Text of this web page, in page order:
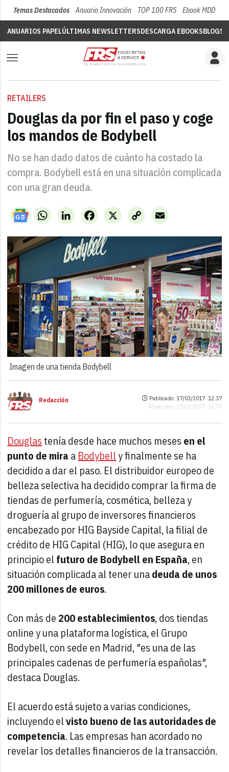
Temas Destacados Anuario Innovación TOP 100 FRS Ebook MDD
ANUARIOS PAPELÚLTIMAS NEWSLETTERSDESCARGA EBOOKSBLOGS
RETAILERS
Douglas da por fin el paso y coge
los mandos de Bodybell
No se han dado datos de cuánto ha costado la
compra. Bodybell está en una situación complicada
con una gran deuda.
WhatsAppLinkedIn X
Facebook
Copy
Link
Email
Imagen de una tienda Bodybell
Redacción Publicado: 17/03/2017 ·12:37
Actualizado: 17/03/2017 · 12:37
Douglas tenía desde hace muchos meses en el
punto de mira a Bodybelly finalmente se ha
decidido a dar el paso. El distribuidor europeo de
belleza selectiva ha decidido comprar la firma de
tiendas de perfumería, cosmética, belleza y
droguería al grupo de inversores financieros
encabezado por HIG Bayside Capital, la filial de
crédito de HIG Capital (HIG), lo que asegura en
principio el futuro de Bodybell en España, en
situación complicada al tener unadeuda de unos
200 millones de euros.
Con más de200 establecimientos, dos tiendas
online y una plataforma logística, el Grupo
Bodybell, con sede en Madrid, "es una de las
principales cadenas de perfumería españolas",
destaca Douglas.
El acuerdo está sujeto a varias condiciones,
incluyendo elvisto bueno de las autoridades de
competencia. Las empresas han acordado no
revelar los detalles financieros de la transacción.